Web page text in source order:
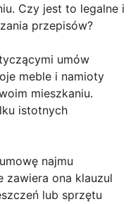
Czy jest to legalne i
przepisów?
umów
meble i namioty
mieszkaniu.
istotnych
najmu
zawiera ona klauzul
lub sprzętu